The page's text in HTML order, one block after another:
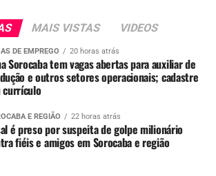
MAIS VISTAS VIDEOS
DE EMPREGO 20 horas atrás
Sorocaba tem vagas abertas para auxiliar de
e outros setores operacionais; cadastre
currículo
E REGIÃO 22 horas atrás
é preso por suspeita de golpe milionário
fiéis e amigos em Sorocaba e região